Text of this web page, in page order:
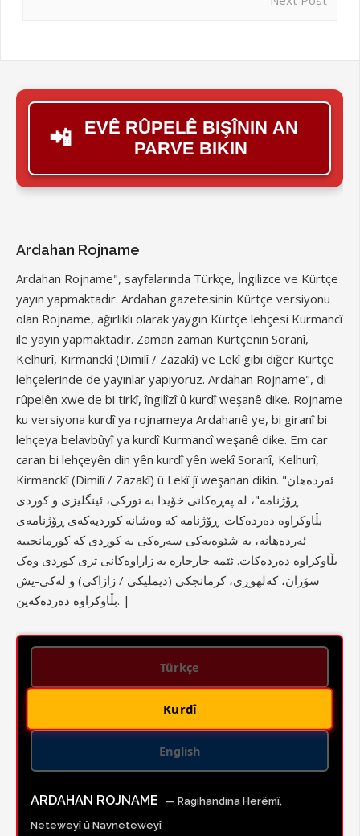
📲
EVÊ RÛPELÊ BIŞÎNIN AN
PARVE BIKIN
Ardahan Rojname
Ardahan Rojname", sayfalarında Türkçe, İngilizce ve Kürtçe
yayın yapmaktadır. Ardahan gazetesinin Kürtçe versiyonu
olan Rojname, ağırlıklı olarak yaygın Kürtçe lehçesi Kurmancî
ile yayın yapmaktadır. Zaman zaman Kürtçenin Soranî,
Kelhurî, Kirmanckî (Dimilî / Zazakî) ve Lekî gibi diğer Kürtçe
lehçelerinde de yayınlar yapıyoruz. Ardahan Rojname", di
rûpelên xwe de bi tirkî, îngilîzî û kurdî weşanê dike. Rojname
ku versiyona kurdî ya rojnameya Ardahanê ye, bi giranî bi
lehçeya belavbûyî ya kurdî Kurmancî weşanê dike. Em car
caran bi lehçeyên din yên kurdî yên wekî Soranî, Kelhurî,
Kirmanckî (Dimilî / Zazakî) û Lekî jî weşanan dikin. "ئەردەهان
ڕۆژنامە"، لە پەڕەکانی خۆیدا بە تورکی، ئینگلیزی و کوردی
بڵاوکراوە دەردەکات. ڕۆژنامە کە وەشانە کوردیەکەی ڕۆژنامەی
ئەردەهانە، بە شێوەیەکی سەرەکی بە کوردی کە کورمانجییە
بڵاوکراوە دەردەکات. ئێمە جارجارە بە زاراوەکانی تری کوردی وەک
سۆران، کەلهوڕی، کرمانجکی (دیملیکی / زازاکی) و لەکی-یش
بڵاوکراوە دەردەکەین. |
Türkçe
Kurdî
English
ARDAHAN ROJNAME
— Ragihandina Herêmî,
Neteweyî û Navneteweyî